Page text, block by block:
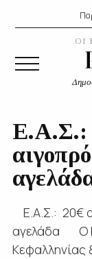
ΟΙ
Ε.Α.Σ.:
Ε.Α.Σ.: 20€
αγελάδα Ο
Κεφαλληνίας